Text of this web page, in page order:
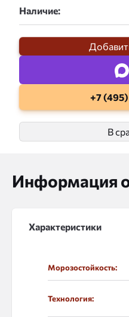
Наличие:
+7
В
Информация
Характеристики
Морозостойкость:
Технология: